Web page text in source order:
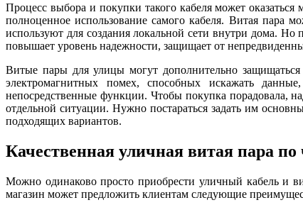
Процесс выбора и покупки такого кабеля может
полноценное использование самого кабеля. Витая пара
используют для создания локальной сети внутри дома.
повышает уровень надежности, защищает от
Витые пары для улицы могут дополнительно
электромагнитных помех, способных искажать
непосредственные функции. Чтобы покупка порадовала,
отдельной ситуации. Нужно постараться задать им
подходящих вариантов.
Качественная уличная витая пара по
Можно одинаково просто приобрести уличный кабель и
магазин может предложить клиентам следующие